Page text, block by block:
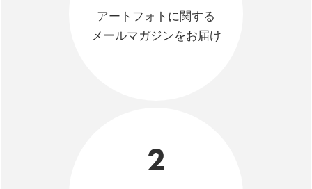
アートフォトに関する
メールマガジンをお届け
2